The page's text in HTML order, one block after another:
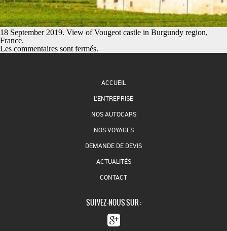
18 September 2019. View of Vougeot castle in Burgundy region,
France.
Les commentaires sont fermés.
ACCUEIL
L'ENTREPRISE
NOS AUTOCARS
NOS VOYAGES
DEMANDE DE DEVIS
ACTUALITÉS
CONTACT
SUIVEZ-NOUS SUR :